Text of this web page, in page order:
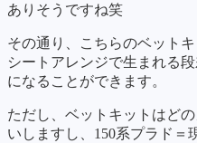
ありそうですね笑
その通り、こちらのベット
シートアレンジで生まれる
になることができます。
ただし、ベットキットはど
いしますし、150系プラド＝